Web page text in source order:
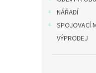
NÁŘADÍ
SPOJOVACÍ
VÝPRODEJ